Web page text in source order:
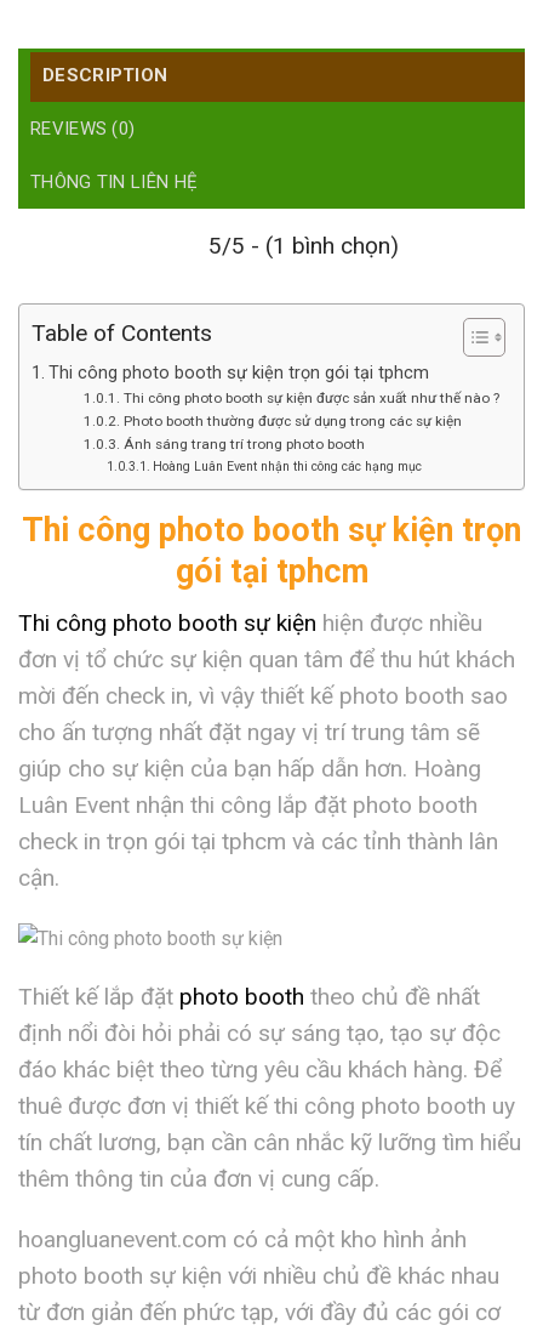
DESCRIPTION
REVIEWS (0)
THÔNG TIN LIÊN HỆ
5/5 - (1 bình chọn)
Table of Contents
Thi công photo booth sự kiện trọn gói tại tphcm
Thi công photo booth sự kiện được sản xuất như thế nào ?
Photo booth thường được sử dụng trong các sự kiện
Ánh sáng trang trí trong photo booth
Hoàng Luân Event nhận thi công các hạng mục
Thi công photo booth sự kiện trọn
gói tại tphcm
Thi công photo booth sự kiện hiện được nhiều
đơn vị tổ chức sự kiện quan tâm để thu hút khách
mời đến check in, vì vậy thiết kế photo booth sao
cho ấn tượng nhất đặt ngay vị trí trung tâm sẽ
giúp cho sự kiện của bạn hấp dẫn hơn. Hoàng
Luân Event nhận thi công lắp đặt photo booth
check in trọn gói tại tphcm và các tỉnh thành lân
cận.
Thiết kế lắp đặt photo booth theo chủ đề nhất
định nổi đòi hỏi phải có sự sáng tạo, tạo sự độc
đáo khác biệt theo từng yêu cầu khách hàng. Để
thuê được đơn vị thiết kế thi công photo booth uy
tín chất lương, bạn cần cân nhắc kỹ lưỡng tìm hiểu
thêm thông tin của đơn vị cung cấp.
hoangluanevent.com có cả một kho hình ảnh
photo booth sự kiện với nhiều chủ đề khác nhau
từ đơn giản đến phức tạp, với đầy đủ các gói cơ